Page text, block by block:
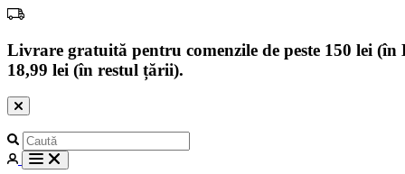
Livrare gratuită pentru comenzile de peste 150 lei
18,99 lei (în restul țării).